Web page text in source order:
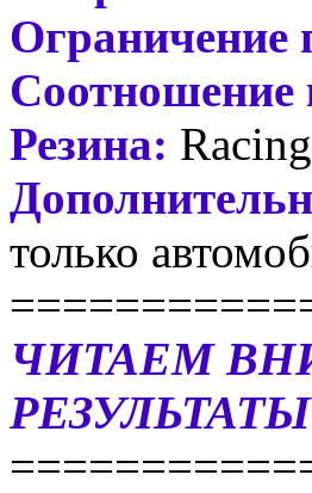
Ограничение
Соотношение
Резина:
только
ЧИТАЕМ